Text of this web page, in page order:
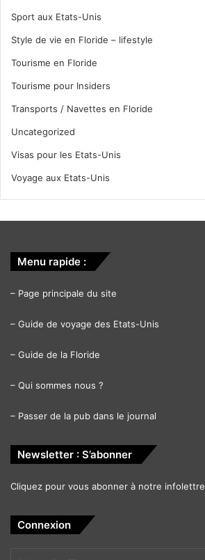
Sport aux Etats-Unis
Style de vie en Floride – lifestyle
Tourisme en Floride
Tourisme pour Insiders
Transports / Navettes en Floride
Uncategorized
Visas pour les Etats-Unis
Voyage aux Etats-Unis
Menu rapide :
– Page principale du site
– Guide de voyage des Etats-Unis
– Guide de la Floride
– Qui sommes nous ?
– Passer de la pub dans le journal
Newsletter : S’abonner
Cliquez pour vous abonner à notre infolettre
Connexion